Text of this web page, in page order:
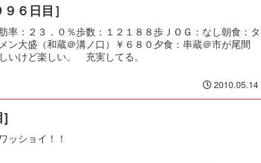
６日目］
率：２３．０％歩数：１２１８８歩ＪＯＧ：なし朝食：タ
ン大盛（和蔵＠溝ノ口）￥６８０夕食：串蔵＠市が尾間
いけど楽しい。 充実してる。
2010.05.14
]
ッショイ！！